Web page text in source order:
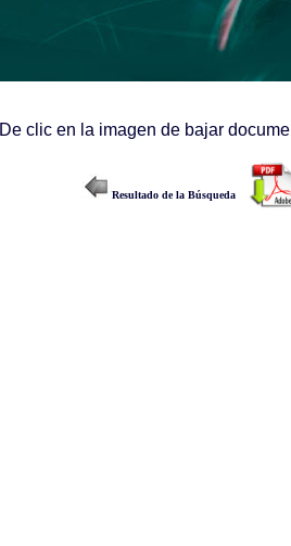
De clic en la imagen de bajar
Resultado de la Búsqueda